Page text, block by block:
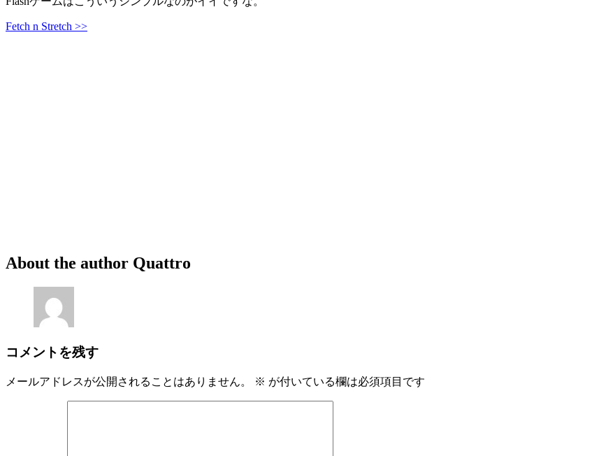
Fetch n Stretch >>
About the author Quattro
コメントを残す
メールアドレスが公開されることはありません。 ※ が付いている欄は必須項目です